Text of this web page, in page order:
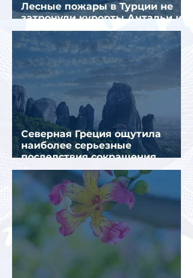
Лесные пожары в Турции не
затронули курорты Антальи и
Муглы
Северная Греция ощутила
наиболее серьезные
последствия сокращения
турпотока из России